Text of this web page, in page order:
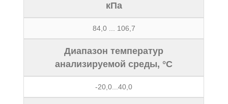
кПа
84,0 ... 106,7
Диапазон температур
анализируемой среды, °С
-20,0...40,0